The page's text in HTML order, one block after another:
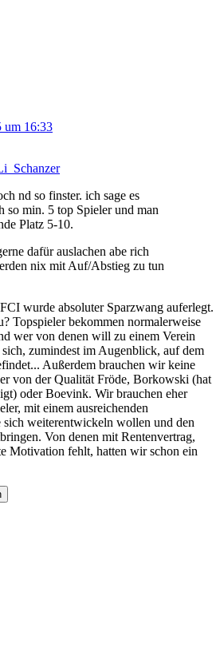
um 16:33
nd so finster. ich sage es
so min. 5 top Spieler und man
Platz 5-10.
dafür auslachen abe rich
nix mit Auf/Abstieg zu tun
wurde absoluter Sparzwang auferlegt.
Topspieler bekommen normalerweise
wer von denen will zu einem Verein
zumindest im Augenblick, auf dem
Außerdem brauchen wir keine
von der Qualität Fröde, Borkowski (hat
oder Boevink. Wir brauchen eher
mit einem ausreichenden
sich weiterentwickeln wollen und den
Von denen mit Rentenvertrag,
Motivation fehlt, hatten wir schon ein